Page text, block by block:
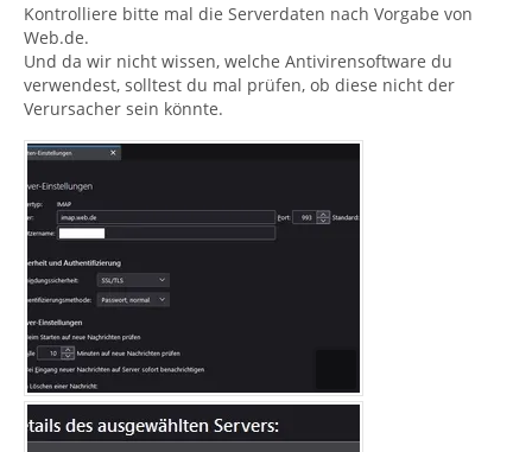
Kontrolliere bitte mal die Serverdaten nach Vorgabe von
Web.de.
Und da wir nicht wissen, welche Antivirensoftware du
verwendest, solltest du mal prüfen, ob diese nicht der
Verursacher sein könnte.